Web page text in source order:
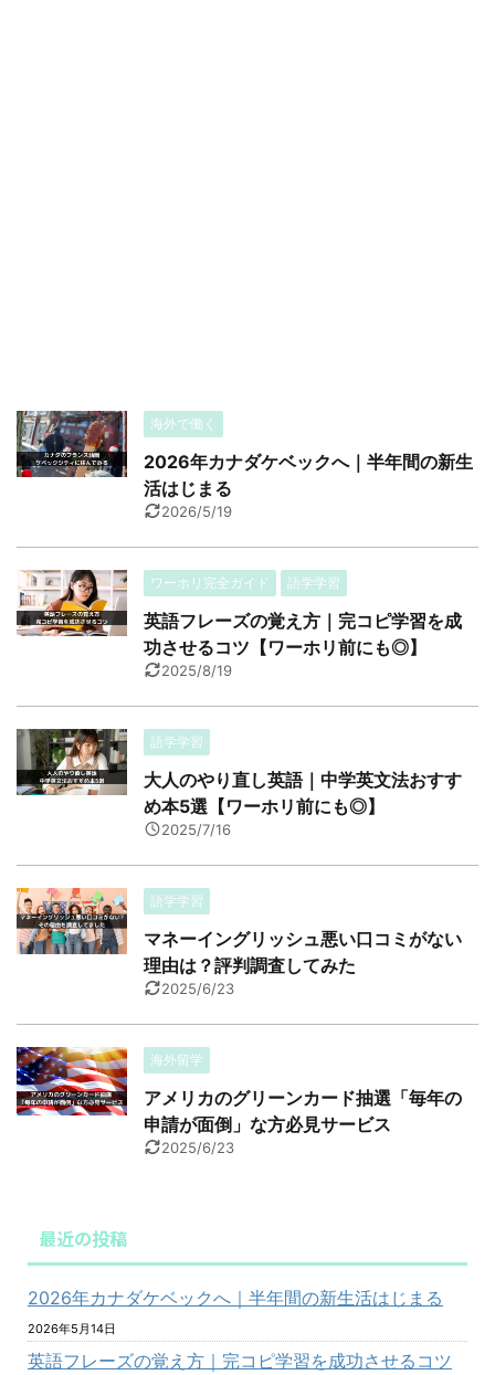
海外で働く
2026年カナダケベックへ｜半年間の新生
活はじまる
2026/5/19
ワーホリ完全ガイド 語学学習
英語フレーズの覚え方｜完コピ学習を成
功させるコツ【ワーホリ前にも◎】
2025/8/19
語学学習
大人のやり直し英語｜中学英文法おすす
め本5選【ワーホリ前にも◎】
2025/7/16
語学学習
マネーイングリッシュ悪い口コミがない
理由は？評判調査してみた
2025/6/23
海外留学
アメリカのグリーンカード抽選「毎年の
申請が面倒」な方必見サービス
2025/6/23
最近の投稿
2026年カナダケベックへ｜半年間の新生活はじまる
2026年5月14日
英語フレーズの覚え方｜完コピ学習を成功させるコツ